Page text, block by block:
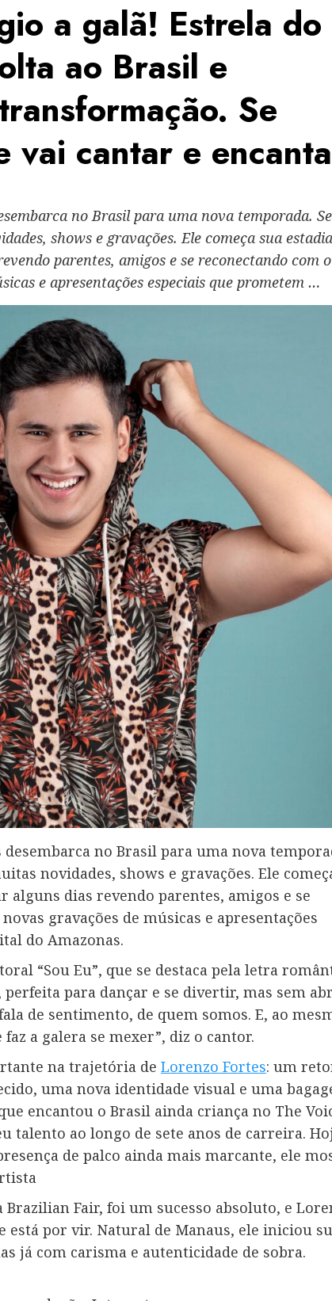
a galã! Estrela do
ao Brasil e
Se
vai cantar e
no Brasil para uma nova temporada.
shows e gravações. Ele começa sua
parentes, amigos e se reconectando com o
e apresentações especiais que prometem …
no Brasil para uma nova
novidades, shows e gravações. Ele
alguns dias revendo parentes, amigos e se
gravações de músicas e apresentações
do Amazonas.
“Sou Eu”, que se destaca pela letra
para dançar e se divertir, mas sem
de sentimento, de quem somos. E, ao
a galera se mexer”, diz o cantor.
na trajetória de Lorenzo Fortes: um
uma nova identidade visual e uma
encantou o Brasil ainda criança no The
talento ao longo de sete anos de carreira.
de palco ainda mais marcante, ele
Brazilian Fair, foi um sucesso absoluto, e
está por vir. Natural de Manaus, ele iniciou
já com carisma e autenticidade de sobra.